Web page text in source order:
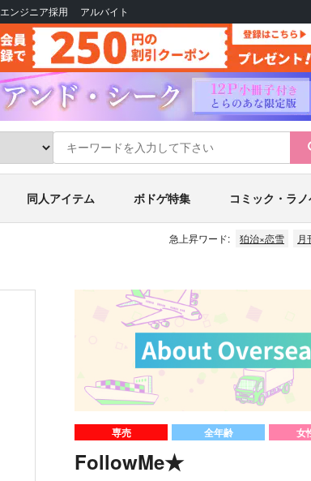
エンジニア採用 アルバイト
同人アイテム ボドゲ特集 コミック・ラ
急上昇ワード: 狛治×恋雪 月
専売 全年齢 女
FollowMe★